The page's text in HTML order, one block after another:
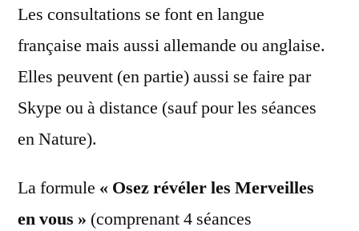
Les consultations se font en langue
française mais aussi allemande ou anglaise.
Elles peuvent (en partie) aussi se faire par
Skype ou à distance (sauf pour les séances
en Nature).
La formule « Osez révéler les Merveilles
en vous » (comprenant 4 séances